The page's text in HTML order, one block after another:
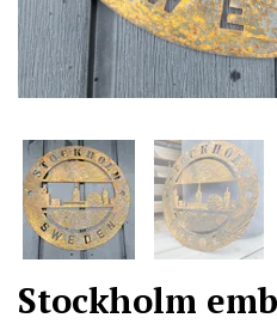
Stockholm